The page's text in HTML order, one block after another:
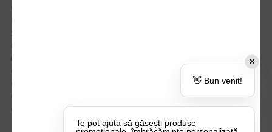
CSR si Implicare sociala
Branduri partenere
Suport dedicat si Intrebari frecvente
BLOG – Promo Tips&Tricks
Certificari si Sustenabilitate
Cariere la Update Advertising
CATALOAGE
Contactează-ne
✕
👋 Bun venit!
Te pot ajuta să găsești produse